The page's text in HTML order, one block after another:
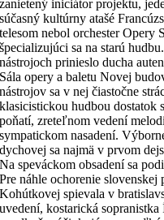
zanietený iniciátor projektu,
súčasný kultúrny atašé
telesom nebol orchester Opery
špecializujúci sa na starú
nástrojoch prinieslo ducha
Sála opery a baletu Novej
nástrojov sa v nej čiastočne
klasicistickou hudbou dostatok
poňatí, zreteľnom vedení
sympatickom nasadení.
dychovej sa najmä v prvom
Na speváckom obsadení sa
Pre náhle ochorenie
Kohútkovej spievala v
uvedení, kostarická